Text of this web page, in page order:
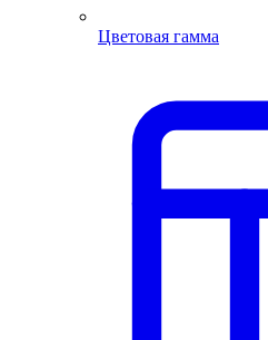
Цветовая гамма